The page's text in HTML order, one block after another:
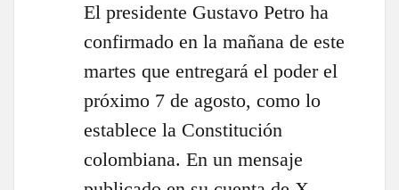
El presidente Gustavo Petro ha
confirmado en la mañana de este
martes que entregará el poder el
próximo 7 de agosto, como lo
establece la Constitución
colombiana. En un mensaje